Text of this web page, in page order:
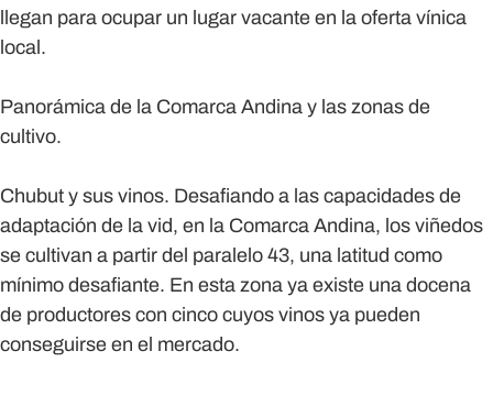
llegan para ocupar un lugar vacante en la oferta vínica
local.
Panorámica de la Comarca Andina y las zonas de
cultivo.
Chubut y sus vinos. Desafiando a las capacidades de
adaptación de la vid, en la Comarca Andina, los viñedos
se cultivan a partir del paralelo 43, una latitud como
mínimo desafiante. En esta zona ya existe una docena
de productores con cinco cuyos vinos ya pueden
conseguirse en el mercado.